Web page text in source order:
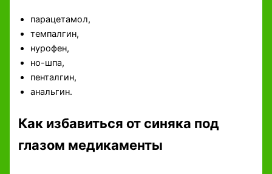
парацетамол,
темпалгин,
нурофен,
но-шпа,
пенталгин,
анальгин.
Как избавиться от синяка под
глазом медикаменты